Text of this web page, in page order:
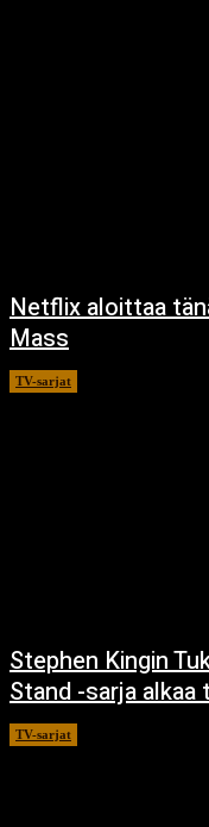
Netflix aloittaa
Mass
TV-sarjat
Stephen Kingin
Stand -sarja alkaa
TV-sarjat